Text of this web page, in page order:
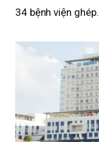
34 bệnh viện ghép.